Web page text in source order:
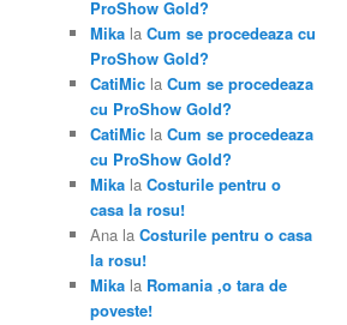
ProShow Gold?
Mika la Cum se procedeaza cu
ProShow Gold?
CatiMic la Cum se procedeaza
cu ProShow Gold?
CatiMic la Cum se procedeaza
cu ProShow Gold?
Mika la Costurile pentru o
casa la rosu!
Ana la Costurile pentru o casa
la rosu!
Mika la Romania ,o tara de
poveste!